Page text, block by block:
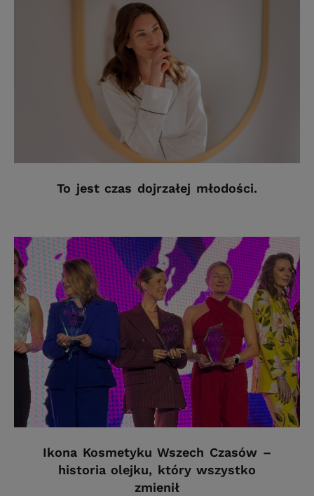
To jest czas dojrzałej młodości.
Ikona Kosmetyku Wszech Czasów –
historia olejku, który wszystko
zmienił